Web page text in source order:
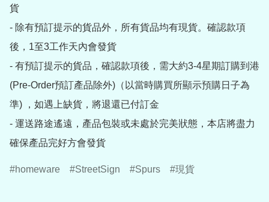
貨
- 除有預訂提示的貨品外，所有貨品均有現貨。確認款項
後，1至3工作天內會發貨
- 有預訂提示的貨品，確認款項後，需大約3-4星期訂購到港
(Pre-Order預訂產品除外)（以當時購買所顯示預購日子為
準) ，如遇上缺貨，將退還已付訂金
- 運送路途遙遠，產品包裝或未處於完美狀態，本店將盡力
確保產品完好方會發貨
homeware StreetSign Spurs 現貨